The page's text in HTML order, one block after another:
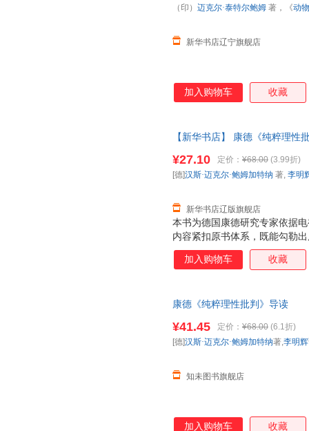
新华书店辽宁旗舰店
（印） 迈克尔·泰特尔鲍姆 著，《动
加入购物车 收藏
【新华书店】 康德《纯粹理性
津辽宁 五仓就近发货 85%城市
本书为德国康德研究专家依据
内容紧扣原书体系，既能勾勒
精髓，有助于读者登堂入室，
¥27.10 定价： ¥68.00 (3.99折)
新华书店辽版旗舰店
[德]汉斯·迈克尔·鲍姆加特纳 著, 李明
加入购物车 收藏
康德《纯粹理性批判》导读
¥41.45 定价： ¥68.00 (6.1折)
知未图书旗舰店
[德]汉斯·迈克尔·鲍姆加特纳著,李明辉
加入购物车 收藏